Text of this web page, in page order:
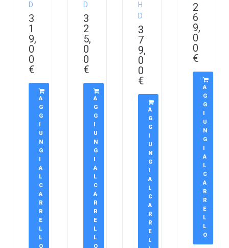
D
3
1
9,
0
0
€
A
G
G
I
U
N
G
I
A
L
C
A
R
R
E
L
L
O
D
3
2
5,
0
0
€
A
G
G
I
U
N
G
I
A
L
C
A
R
R
E
L
L
O
H
D
3
7
9,
0
0
€
A
G
G
I
U
N
G
I
A
L
C
A
R
R
E
L
2
6
9,
0
0
€
A
G
G
I
U
N
G
I
A
L
C
A
R
R
E
L
L
O